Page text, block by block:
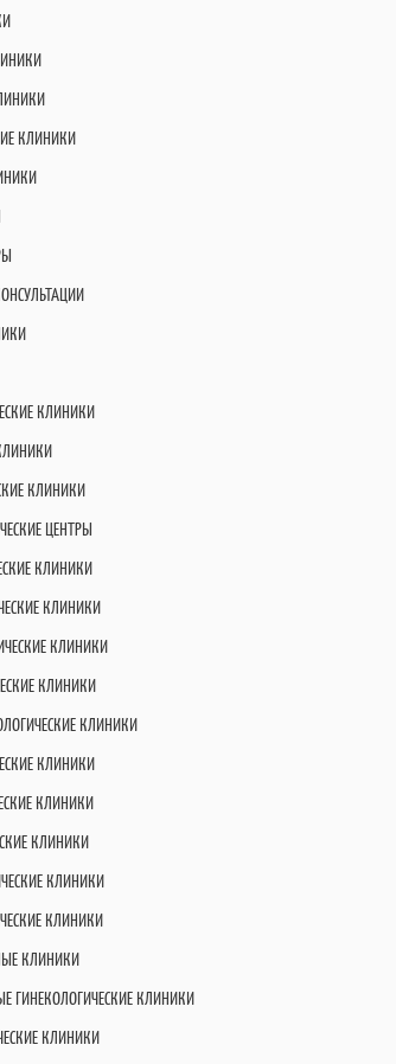
КЛИНИКИ
КЛИНИКИ
КЛИНИКИ
ЦЕНТРЫ
КЛИНИКИ
КЛИНИКИ
КЛИНИКИ
КЛИНИКИ
КЛИНИКИ
КЛИНИКИ
КЛИНИКИ
КЛИНИКИ
КЛИНИКИ
КЛИНИКИ
КЛИНИКИ
ГИНЕКОЛОГИЧЕСКИЕ КЛИНИКИ
КЛИНИКИ